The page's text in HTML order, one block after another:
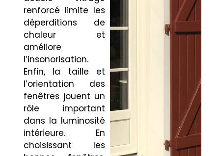
renforcé limite les
déperditions de
chaleur et
améliore
l’insonorisation.
Enfin, la taille et
l’orientation des
fenêtres jouent un
rôle important
dans la luminosité
intérieure. En
choisissant les